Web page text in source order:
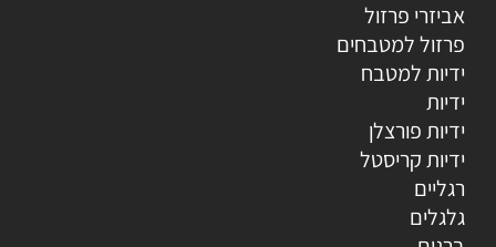
אביזרי פרזול
פרזול למטבחים
ידיות למטבח
ידיות
ידיות פורצלן
ידיות קריסטל
רגליים
גלגלים